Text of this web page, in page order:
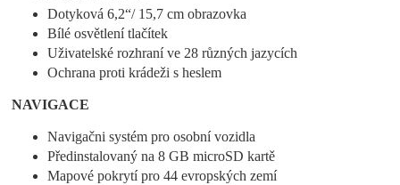
Dotyková 6,2“/ 15,7 cm obrazovka
Bílé osvětlení tlačítek
Uživatelské rozhraní ve 28 různých jazycích
Ochrana proti krádeži s heslem
NAVIGACE
Navigačni systém pro osobní vozidla
Předinstalovaný na 8 GB microSD kartě
Mapové pokrytí pro 44 evropských zemí